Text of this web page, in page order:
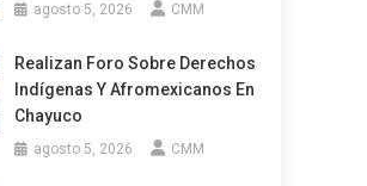
agosto 5, 2026 CMM
Realizan Foro Sobre Derechos
Indígenas Y Afromexicanos En
Chayuco
agosto 5, 2026 CMM